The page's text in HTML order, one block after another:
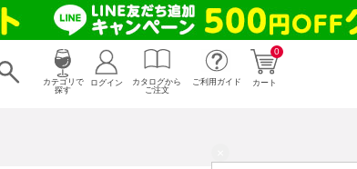
カテゴリで
探す
0
カート
ログイン
カタログから
ご注文
ご利用ガイド